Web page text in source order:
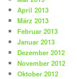
April 2013
März 2013
Februar 2013
Januar 2013
Dezember 2012
November 2012
Oktober 2012